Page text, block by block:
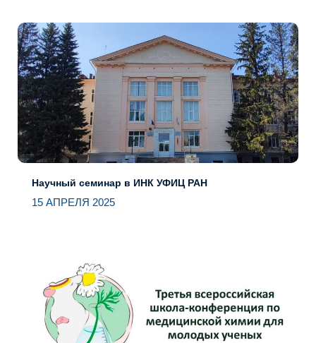
Научный семинар в ИНК УФИЦ РАН
15 АПРЕЛЯ 2025